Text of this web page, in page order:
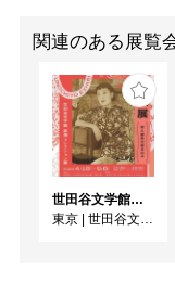
関連のある展覧
世田谷文学館コレクション展 没後30年 宇野千代展
東京 | 世田谷文学館